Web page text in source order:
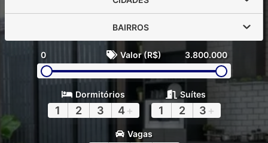
BAIRROS
0 Valor (R$) 3.800.000
Dormitórios
1 2 3 4 +
Suítes
1 2 3 +
Vagas